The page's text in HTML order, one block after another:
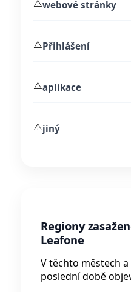
⚠️webové stránky
⚠️Přihlášení
⚠️aplikace
⚠️jiný
Regiony
Leafone
V těchto městech
poslední době